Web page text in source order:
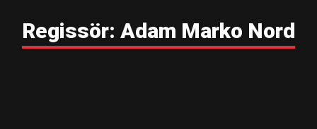
Regissör: Adam Marko Nord